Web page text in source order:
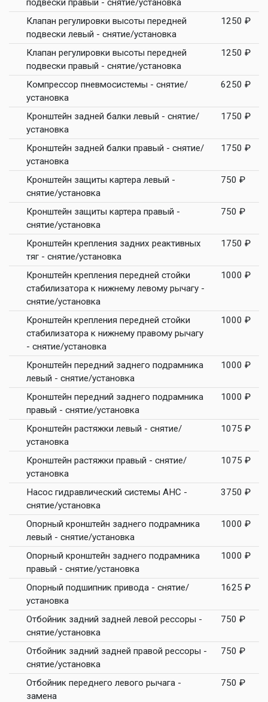
подвески правый - снятие/установка
Клапан регулировки высоты передней
подвески левый - снятие/установка
1250 ₽
Клапан регулировки высоты передней
подвески правый - снятие/установка
1250 ₽
Компрессор пневмосистемы - снятие/
установка
6250 ₽
Кронштейн задней балки левый - снятие/
установка
1750 ₽
Кронштейн задней балки правый - снятие/
установка
1750 ₽
Кронштейн защиты картера левый -
снятие/установка
750 ₽
Кронштейн защиты картера правый -
снятие/установка
750 ₽
Кронштейн крепления задних реактивных
тяг - снятие/установка
1750 ₽
Кронштейн крепления передней стойки
стабилизатора к нижнему левому рычагу -
снятие/установка
1000 ₽
Кронштейн крепления передней стойки
стабилизатора к нижнему правому рычагу
- снятие/установка
1000 ₽
Кронштейн передний заднего подрамника
левый - снятие/установка
1000 ₽
Кронштейн передний заднего подрамника
правый - снятие/установка
1000 ₽
Кронштейн растяжки левый - снятие/
установка
1075 ₽
Кронштейн растяжки правый - снятие/
установка
1075 ₽
Насос гидравлический системы AHC -
снятие/установка
3750 ₽
Опорный кронштейн заднего подрамника
левый - снятие/установка
1000 ₽
Опорный кронштейн заднего подрамника
правый - снятие/установка
1000 ₽
Опорный подшипник привода - снятие/
установка
1625 ₽
Отбойник задний задней левой рессоры -
снятие/установка
750 ₽
Отбойник задний задней правой рессоры -
снятие/установка
750 ₽
Отбойник переднего левого рычага -
замена
750 ₽